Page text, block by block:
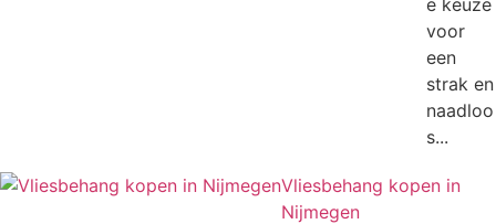
voor
een
strak en
naadloo
s...
Vliesbehang kopen in
Nijmegen